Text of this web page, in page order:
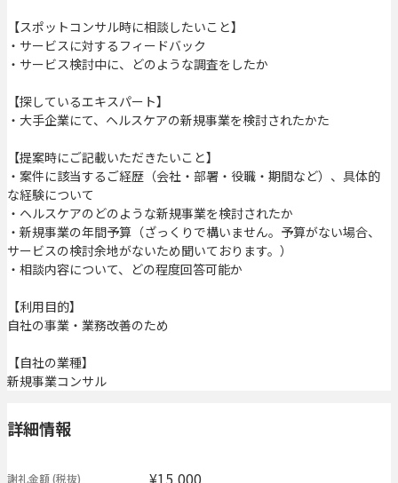
【スポットコンサル時に相談したいこと】
・サービスに対するフィードバック
・サービス検討中に、どのような調査をしたか
【探しているエキスパート】
・大手企業にて、ヘルスケアの新規事業を検討されたかた
【提案時にご記載いただきたいこと】
・案件に該当するご経歴（会社・部署・役職・期間など）、具体的
な経験について
・ヘルスケアのどのような新規事業を検討されたか
・新規事業の年間予算（ざっくりで構いません。予算がない場合、
サービスの検討余地がないため聞いております。）
・相談内容について、どの程度回答可能か
【利用目的】
自社の事業・業務改善のため
【自社の業種】
新規事業コンサル
詳細情報
謝礼金額(税抜)